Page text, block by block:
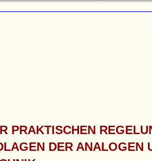
PRAKTISCHEN
DER ANALOGEN